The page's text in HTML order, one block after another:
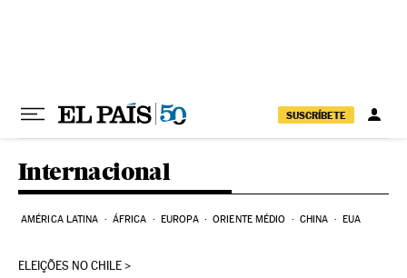
SUSCRÍBETE
Internacional
AMÉRICA LATINA ÁFRICA EUROPA ORIENTE MÉDIO CHINA EUA
ELEIÇÕES NO CHILE